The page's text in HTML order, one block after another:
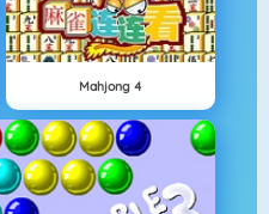
Mahjong 4